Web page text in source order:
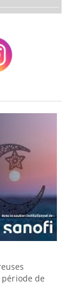
de